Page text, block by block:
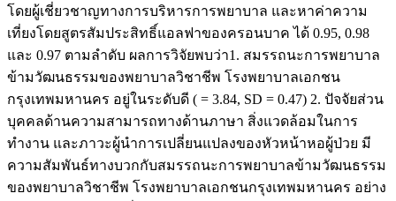
โดยผู้เชี่ยวชาญทางการบริหารการพยาบาล และหาค่าความ
เที่ยงโดยสูตรสัมประสิทธิ์แอลฟาของครอนบาค ได้ 0.95, 0.98
และ 0.97 ตามลำดับ ผลการวิจัยพบว่า1. สมรรถนะการพยาบาล
ข้ามวัฒนธรรมของพยาบาลวิชาชีพ โรงพยาบาลเอกชน
กรุงเทพมหานคร อยู่ในระดับดี ( = 3.84, SD = 0.47) 2. ปัจจัยส่วน
บุคคลด้านความสามารถทางด้านภาษา สิ่งแวดล้อมในการ
ทำงาน และภาวะผู้นำการเปลี่ยนแปลงของหัวหน้าหอผู้ป่วย มี
ความสัมพันธ์ทางบวกกับสมรรถนะการพยาบาลข้ามวัฒนธรรม
ของพยาบาลวิชาชีพ โรงพยาบาลเอกชนกรุงเทพมหานคร อย่าง